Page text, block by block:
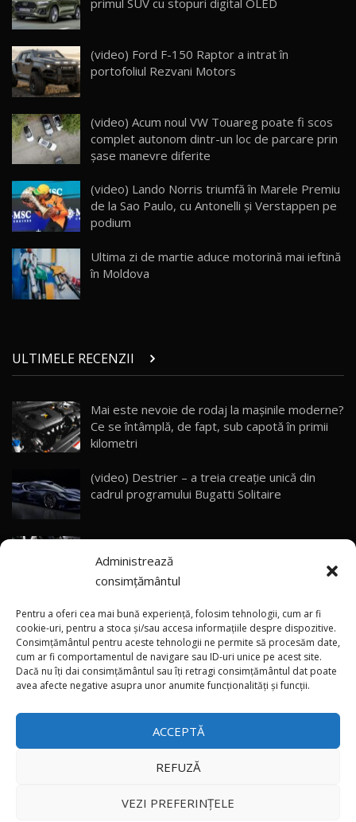
Administrează
consimțământul
Pentru a oferi cea mai bună experiență, folosim tehnologii, cum ar fi
cookie-uri, pentru a stoca și/sau accesa informațiile despre dispozitive.
Consimțământul pentru aceste tehnologii ne permite să procesăm date,
cum ar fi comportamentul de navigare sau ID-uri unice pe acest site.
Dacă nu îți dai consimțământul sau îți retragi consimțământul dat poate
avea afecte negative asupra unor anumite funcționalități și funcții.
ACCEPTĂ
REFUZĂ
VEZI PREFERINȚELE
22 26:59
23
Lynk & Co 01 / Test Drive AutoBlog.MD
25:19
24
ZEEKR 009: Cel mai Performant și Confortabil
Van Electric Testat în Moldova / AutoBlog.MD
26:38
25
mai Exclusiv și Puternic Defender Testat în
Moldova
32:21
26
AutoBlog.MD
10:57
28
Noul Geely Monjaro 2025! Mai ieftin și mai
dotat / Test Drive AutoBlog.MD
29
ZEEKR 9X - PRIMUL TEST DRIVE ÎN ROMÂNĂ!
CUM SE CONDUCE?
33:40
30
Primele impresii despre BYD Seal U DM-i,
Sealion 7 și Seal 5 DM-i / Test Drive
AutoBlog.MD
13:56
Noul Volvo EX90 / Test Drive AutoBlog.MD
32:06
33
MG RX5 - își merită banii? / Test Drive
AutoBlog.MD
34
Noul DACIA DUSTER DIESEL! Primul test drive în
română
Noul Mercedes-Benz E 350 e - cât consumă?! /
Test Drive AutoBlog.MD
primul SUV cu stopuri digital OLED
(video) Ford F-150 Raptor a intrat în
portofoliul Rezvani Motors
(video) Acum noul VW Touareg poate fi scos
complet autonom dintr-un loc de parcare prin
şase manevre diferite
(video) Lando Norris triumfă în Marele Premiu
de la Sao Paulo, cu Antonelli și Verstappen pe
podium
Ultima zi de martie aduce motorină mai ieftină
în Moldova
ULTIMELE RECENZII
Mai este nevoie de rodaj la mașinile moderne?
Ce se întâmplă, de fapt, sub capotă în primii
kilometri
(video) Destrier – a treia creație unică din
cadrul programului Bugatti Solitaire
(video) SRT prezintă tehnologia eBoost Air
care elimină decalajul turbo
ANRE: Detensionarea relativă a situației din
Golf influențează prețurile la carburanți în
Moldova
(foto/video) Imaginea zilei: Și în SUA polițiștii
uneori „stau în tufari”
×